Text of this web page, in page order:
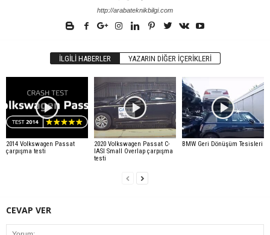
http://arabateknikbilgi.com
İLGILI HABERLER YAZARIN DIĞER İÇERIKLERI
2014 Volkswagen Passat
çarpışma testi
2020 Volkswagen Passat C-
IASI Small Overlap çarpışma
testi
BMW Geri Dönüşüm Tesisleri
CEVAP VER